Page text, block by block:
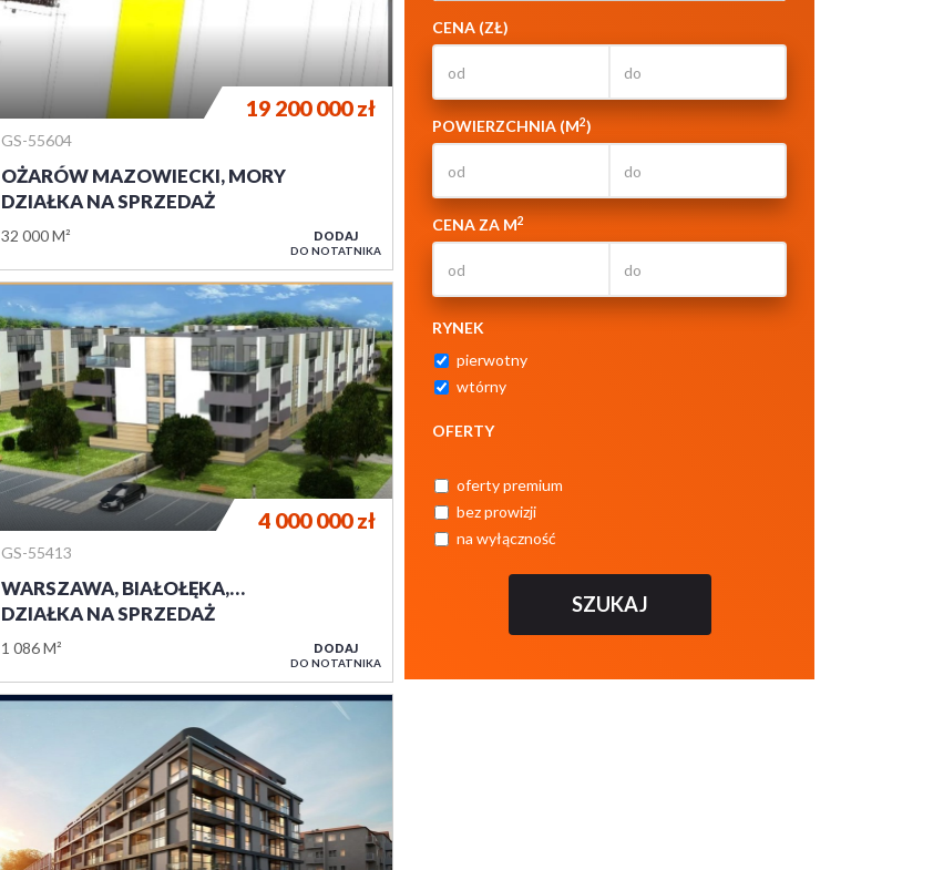
CENA (ZŁ)
POWIERZCHNIA (M2)
CENA ZA M2
RYNEK
pierwotny
wtórny
OFERTY
oferty premium
bez prowizji
na wyłączność
GS-55604
OŻARÓW MAZOWIECKI, MORY
DZIAŁKA NA SPRZEDAŻ
32 000 M²
19 200 000zł
DODAJ
DO NOTATNIKA
GS-55413
WARSZAWA, BIAŁOŁĘKA,…
DZIAŁKA NA SPRZEDAŻ
1 086 M²
4 000 000zł
DODAJ
DO NOTATNIKA